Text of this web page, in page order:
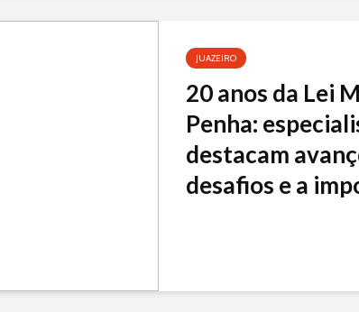
JUAZEIRO
20 anos da Lei
Penha:
destacam
desafios e a